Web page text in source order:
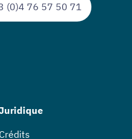
(0)4 76 57 50 71
Crédits